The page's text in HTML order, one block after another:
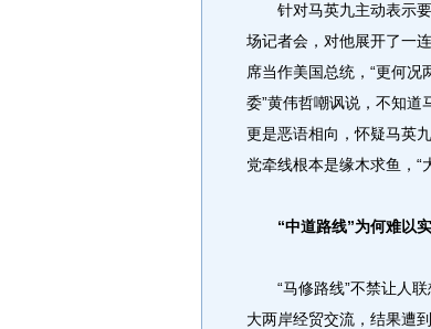
针对马英九主动表示要
场记者会，对他展开了一
席当作美国总统，“更何况
委”黄伟哲嘲讽说，不知道
更是恶语相向，怀疑马英
党牵线根本是缘木求鱼，“
“中道路线”为何难以
“马修路线”不禁让人联
大两岸经贸交流，结果遭